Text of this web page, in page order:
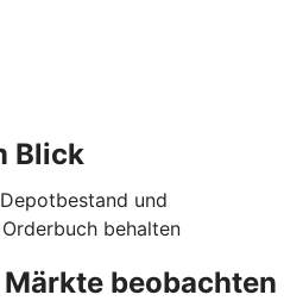
Blick
und
behalten
beobachten